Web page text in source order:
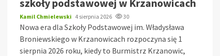
Kamil Chmielewski 4 sierpnia 2026 30
Nowa era dla Szkoły Podstawowej im. Władysława
Broniewskiego w Krzanowicach rozpoczyna się 1
sierpnia 2026 roku, kiedy to Burmistrz Krzanowic,